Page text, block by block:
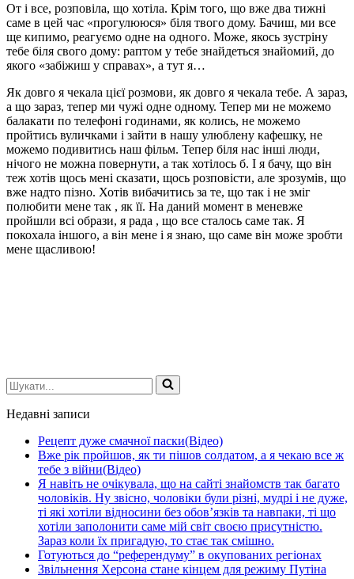
От і все, розповіла, що хотіла. Крім того, що вже два тижні
саме в цей час «прогулююся» біля твого дому. Бачиш, ми все
ще кипимо, реагуємо одне на одного. Може, якось зустріну
тебе біля свого дому: раптом у тебе знайдеться знайомий, до
якого «забіжиш у справах», а тут я…
Як довго я чекала цієї розмови, як довго я чекала тебе. А зараз,
а що зараз, тепер ми чужі одне одному. Тепер ми не можемо
балакати по телефоні годинами, як колись, не можемо
пройтись вуличками і зайти в нашу улюблену кафешку, не
можемо подивитись наш фільм. Тепер біля нас інші люди,
нічого не можна повернути, а так хотілось б. І я бачу, що він
теж хотів щось мені сказати, щось розповісти, але зрозумів, що
вже надто пізно. Хотів вибачитись за те, що так і не зміг
полюбити мене так , як її. На даний момент в меневже
пройшли всі образи, я рада , що все сталось саме так. Я
покохала іншого, а він мене і я знаю, що саме він може зробти
мене щасливою!
Шукати...
Недавні записи
Рецепт дуже смачної паски(Відео)
Вже рік пройшов, як ти пішов солдатом, а я чекаю все ж
тебе з війни(Відео)
Я навіть не очікувала, що на сайті знайомств так багато
чоловіків. Ну звісно, чоловіки були різні, мудрі і не дуже,
ті які хотіли відносини без обов’язків та навпаки, ті що
хотіли заполонити саме мій світ своєю присутністю.
Зараз коли їх пригадую, то стає так смішно.
Готуються до “референдуму” в окупованих регіонах
Звільнення Херсона стане кінцем для режиму Путіна